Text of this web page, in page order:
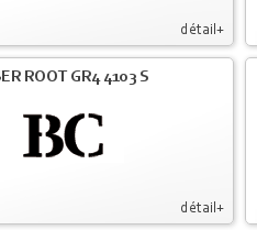
détail+
détail+
ROOT GR4 4103 S